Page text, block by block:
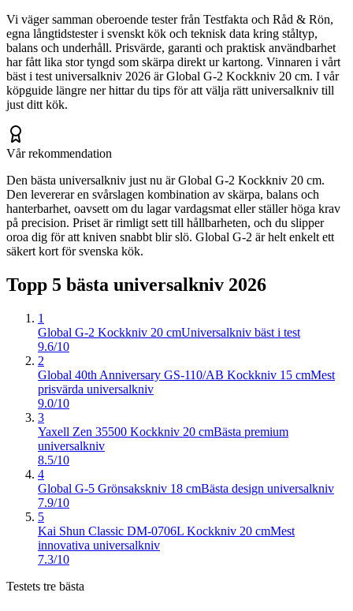
Vi väger samman oberoende tester från Testfakta och Råd & Rön,
egna långtidstester i svenskt kök och teknisk data kring ståltyp,
balans och underhåll. Prisvärde, garanti och praktisk användbarhet
har fått lika stor tyngd som skärpa direkt ur kartong. Vinnaren i vårt
bäst i test universalkniv 2026 är Global G-2 Kockkniv 20 cm. I vår
köpguide längre ner hittar du tips för att välja rätt universalkniv till
just ditt kök.
Vår rekommendation
Den bästa universalkniv just nu är Global G-2 Kockkniv 20 cm.
Den levererar en svårslagen kombination av skärpa, balans och
hanterbarhet, oavsett om du lagar vardagsmat eller ställer höga krav
på precision. Priset är rimligt sett till hållbarheten, och du slipper
oroa dig för att kniven snabbt blir slö. Global G-2 är helt enkelt ett
säkert kort för svenska kök.
Topp 5 bästa universalkniv 2026
1
Global G-2 Kockkniv 20 cmUniversalkniv bäst i test
9.6/10
2
Global 40th Anniversary GS-110/AB Kockkniv 15 cmMest
prisvärda universalkniv
9.0/10
3
Yaxell Zen 35500 Kockkniv 20 cmBästa premium
universalkniv
8.5/10
4
Global G-5 Grönsakskniv 18 cmBästa design universalkniv
7.9/10
5
Kai Shun Classic DM-0706L Kockkniv 20 cmMest
innovativa universalkniv
7.3/10
Testets tre bästa